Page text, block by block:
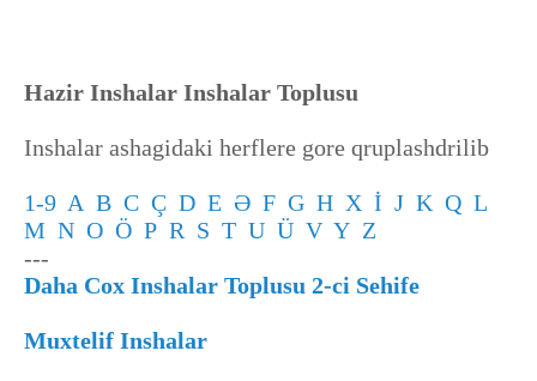
Hazir Inshalar Inshalar Toplusu
Inshalar ashagidaki herflere gore qruplashdrilib
1-9 A B C Ç D E Ə F G H X İ J K Q L
M N O Ö P R S T U Ü V Y Z
---
Daha Cox Inshalar Toplusu 2-ci Sehife
Muxtelif Inshalar